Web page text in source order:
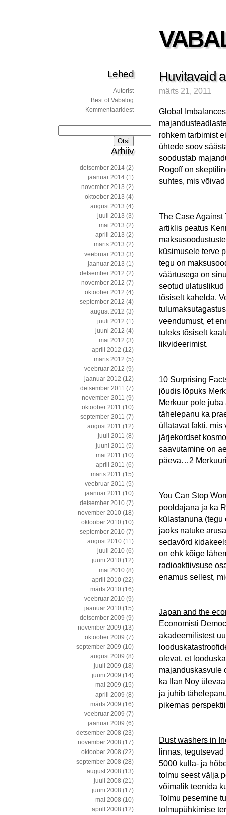
Huvitavaid
märts 21, 2011
Global
rohkem tarbimist
ühtede soov
soodustab
Rogoff on
suhtes, mis
The Case Against
artiklis peatus
küsimusele terve
tegu on
väärtusega on
seotud
tõsiselt kahelda.
veendumust, et
tuleks tõsiselt
likvideerimist.
10 Surprising
jõudis lõpuks
Merkuur pole
tähelepanu ka
üllatavat fakti,
järjekordset
saavutamine on
päeva…2 Merkuuri
You Can Stop
pooldajana ja ka
külastanuna
jaoks natuke
sedavõrd
on ehk kõige
radioaktiivsuse
enamus sellest,
Japan and the
Economisti
akadeemilistest
olevat, et
majanduskasvule
ka Ilan Noy
ja juhib
pikemas
Dust washers in
linnas,
5000 kulla- ja
tolmu seest välja
võimalik teenida
Tolmu pesemine
tolmupühkimise
Lehed
Autorist
Best of Vabalog
Kommentaaridest
Arhiiv
detsember 2014 (2)
jaanuar 2014 (1)
november 2013 (2)
oktoober 2013 (4)
august 2013 (4)
juuli 2013 (3)
mai 2013 (2)
aprill 2013 (2)
märts 2013 (2)
veebruar 2013 (3)
jaanuar 2013 (1)
detsember 2012 (2)
november 2012 (7)
oktoober 2012 (4)
september 2012 (4)
august 2012 (3)
juuli 2012 (1)
juuni 2012 (4)
mai 2012 (3)
aprill 2012 (12)
märts 2012 (5)
veebruar 2012 (9)
jaanuar 2012 (12)
detsember 2011 (7)
november 2011 (9)
oktoober 2011 (10)
september 2011 (7)
august 2011 (12)
juuli 2011 (8)
juuni 2011 (5)
mai 2011 (10)
aprill 2011 (6)
märts 2011 (15)
veebruar 2011 (5)
jaanuar 2011 (10)
detsember 2010 (7)
november 2010 (18)
oktoober 2010 (10)
september 2010 (7)
august 2010 (11)
juuli 2010 (6)
juuni 2010 (12)
mai 2010 (8)
aprill 2010 (22)
märts 2010 (16)
veebruar 2010 (9)
jaanuar 2010 (15)
detsember 2009 (9)
november 2009 (13)
oktoober 2009 (7)
september 2009 (10)
august 2009 (8)
juuli 2009 (18)
juuni 2009 (14)
mai 2009 (15)
aprill 2009 (8)
märts 2009 (16)
veebruar 2009 (7)
jaanuar 2009 (6)
detsember 2008 (23)
november 2008 (17)
oktoober 2008 (22)
september 2008 (28)
august 2008 (13)
juuli 2008 (21)
juuni 2008 (17)
mai 2008 (10)
aprill 2008 (12)